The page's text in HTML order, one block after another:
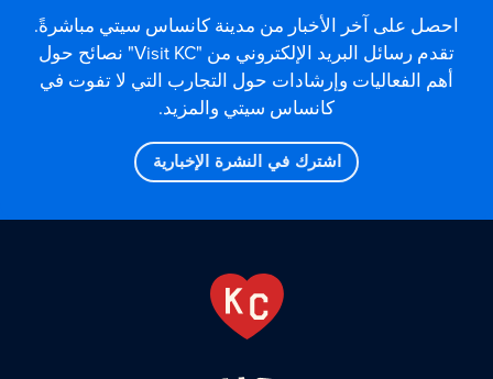
احصل على آخر الأخبار من مدينة كانساس سيتي مباشرةً.
تقدم رسائل البريد الإلكتروني من "Visit KC" نصائح حول
أهم الفعاليات وإرشادات حول التجارب التي لا تفوت في
كانساس سيتي والمزيد.
اشترك في النشرة الإخبارية